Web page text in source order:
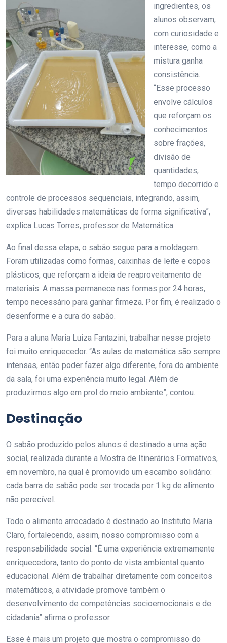
ingredientes, os
alunos observam,
com curiosidade e
interesse, como a
mistura ganha
consistência.
“Esse processo
envolve cálculos
que reforçam os
conhecimentos
sobre frações,
divisão de
quantidades,
tempo decorrido e
controle de processos sequenciais, integrando, assim,
diversas habilidades matemáticas de forma significativa”,
explica Lucas Torres, professor de Matemática.
Ao final dessa etapa, o sabão segue para a moldagem.
Foram utilizadas como formas, caixinhas de leite e copos
plásticos, que reforçam a ideia de reaproveitamento de
materiais. A massa permanece nas formas por 24 horas,
tempo necessário para ganhar firmeza. Por fim, é realizado o
desenforme e a cura do sabão.
Para a aluna Maria Luiza Fantazini, trabalhar nesse projeto
foi muito enriquecedor. “As aulas de matemática são sempre
intensas, então poder fazer algo diferente, fora do ambiente
da sala, foi uma experiência muito legal. Além de
produzirmos algo em prol do meio ambiente”, contou.
Destinação
O sabão produzido pelos alunos é destinado a uma ação
social, realizada durante a Mostra de Itinerários Formativos,
em novembro, na qual é promovido um escambo solidário:
cada barra de sabão pode ser trocada por 1 kg de alimento
não perecível.
Todo o alimento arrecadado é destinado ao Instituto Maria
Claro, fortalecendo, assim, nosso compromisso com a
responsabilidade social. “É uma experiência extremamente
enriquecedora, tanto do ponto de vista ambiental quanto
educacional. Além de trabalhar diretamente com conceitos
matemáticos, a atividade promove também o
desenvolvimento de competências socioemocionais e de
cidadania” afirma o professor.
Esse é mais um projeto que mostra o compromisso do